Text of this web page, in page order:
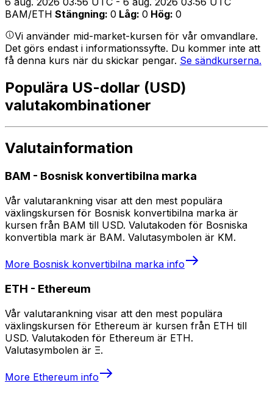
BAM/ETH Stängning: 0 Låg: 0 Hög: 0
Vi använder mid-market-kursen för vår omvandlare.
Det görs endast i informationssyfte. Du kommer inte att
få denna kurs när du skickar pengar. Se sändkurserna.
Populära US-dollar (USD)
valutakombinationer
Valutainformation
BAM - Bosnisk konvertibilna marka
Vår valutarankning visar att den mest populära
växlingskursen för Bosnisk konvertibilna marka är
kursen från BAM till USD. Valutakoden för Bosniska
konvertibla mark är BAM. Valutasymbolen är KM.
More Bosnisk konvertibilna marka info
ETH - Ethereum
Vår valutarankning visar att den mest populära
växlingskursen för Ethereum är kursen från ETH till
USD. Valutakoden för Ethereum är ETH.
Valutasymbolen är Ξ.
More Ethereum info